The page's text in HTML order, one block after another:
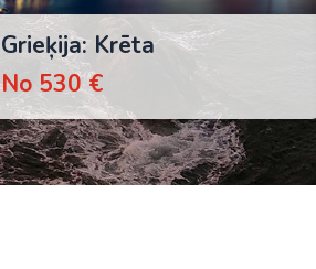
Grieķija: Krēta
No 530 €